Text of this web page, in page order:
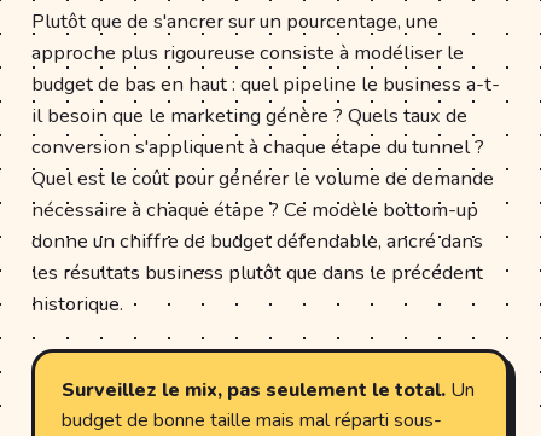
Plutôt que de s'ancrer sur un pourcentage, une
approche plus rigoureuse consiste à modéliser le
budget de bas en haut : quel pipeline le business a-t-
il besoin que le marketing génère ? Quels taux de
conversion s'appliquent à chaque étape du tunnel ?
Quel est le coût pour générer le volume de demande
nécessaire à chaque étape ? Ce modèle bottom-up
donne un chiffre de budget défendable, ancré dans
les résultats business plutôt que dans le précédent
historique.
Surveillez le mix, pas seulement le total.Un
budget de bonne taille mais mal réparti sous-